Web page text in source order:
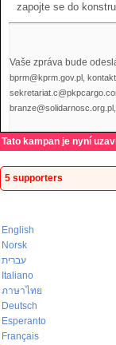
zapojte se do
Vaše zpráva bude
bprm@kprm.gov.pl,
Tato kampan je nyní
5 supporters
English
Norsk
עברית
Italiano
ภาษาไทย
Deutsch
Esperanto
Français